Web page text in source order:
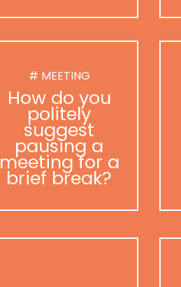
# MEETING
How do you
politely
suggest
pausing a
meeting for a
brief break?